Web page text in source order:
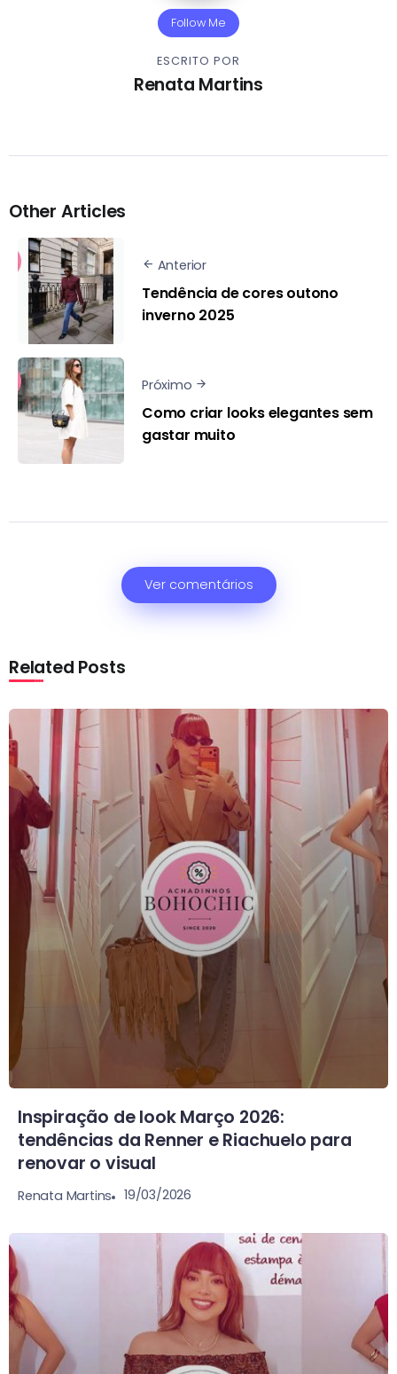
Follow Me
ESCRITO POR
Renata Martins
Other Articles
Anterior
Tendência de cores outono
inverno 2025
Próximo
Como criar looks elegantes sem
gastar muito
Ver comentários
Related Posts
Inspiração de look Março 2026:
tendências da Renner e Riachuelo para
renovar o visual
Renata Martins 19/03/2026